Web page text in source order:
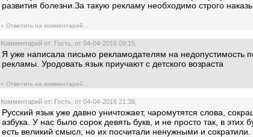
развития болезни.За такую рекламу необходимо строго
» Ответить на комментарий...
Комментарий от: Гость, от 04-04-2016 09:15,
Я уже написала письмо рекламодателям на недопустимость
рекламы. Уродовать язык приучают с детского возраста
» Ответить на комментарий...
Комментарий от: Гость, от 04-04-2016 21:38,
Русский язык уже давно уничтожает, чаромутятся слова,
азбука. У нас было сорок девять букв, и не просто так, в этих
есть великий смысл, но их посчитали ненужными и сократили.